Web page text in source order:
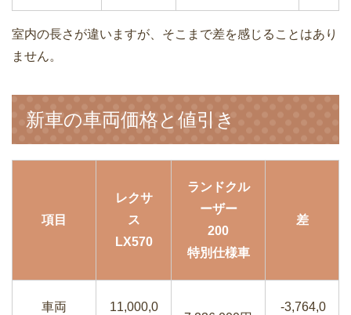
室内の長さが違いますが、そこまで差を感じることはあり
ません。
新車の車両価格と値引き
項目
レクサ
ス
LX570
ランドクル
ーザー
200
特別仕様車
差
車両
11,000,0
-3,764,0